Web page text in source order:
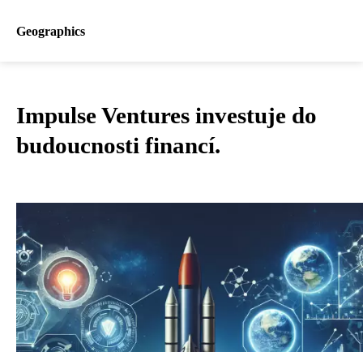
Geographics
Impulse Ventures investuje do
budoucnosti financí.